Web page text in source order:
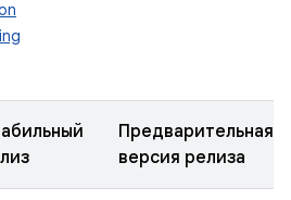
Предварительная
версия релиза